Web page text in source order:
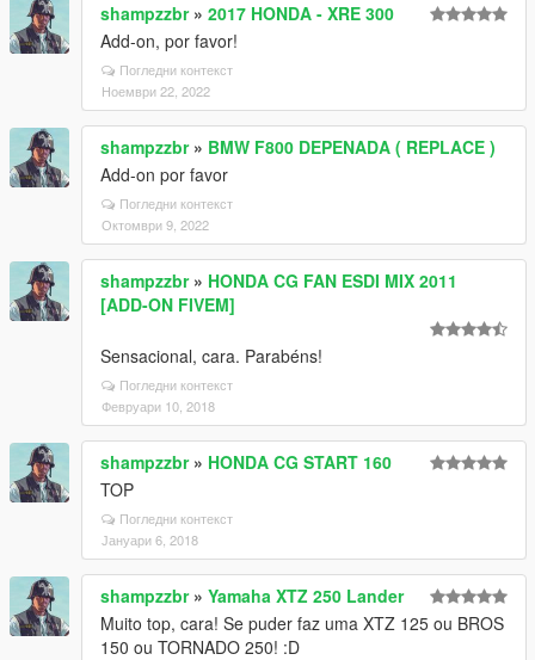
shampzzbr» 2017 HONDA - XRE 300
Add-on, por favor!
Погледни контекст
Ноември 22, 2022
shampzzbr» BMW F800 DEPENADA ( REPLACE )
Add-on por favor
Погледни контекст
Октомври 9, 2022
shampzzbr» HONDA CG FAN ESDI MIX 2011
[ADD-ON FIVEM]
Sensacional, cara. Parabéns!
Погледни контекст
Февруари 10, 2018
shampzzbr» HONDA CG START 160
TOP
Погледни контекст
Јануари 6, 2018
shampzzbr» Yamaha XTZ 250 Lander
Muito top, cara! Se puder faz uma XTZ 125 ou BROS
150 ou TORNADO 250! :D